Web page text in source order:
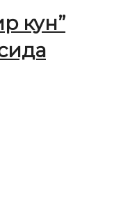
кун”